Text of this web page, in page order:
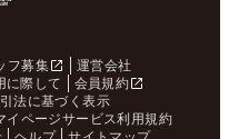
フ募集
運営会社
に際して
会員規約
法に基づく表示
イページサービス利用規約